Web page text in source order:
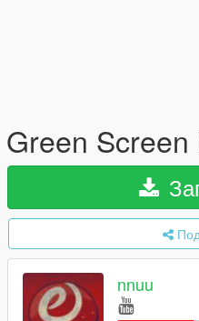
Green Screen
nnuu